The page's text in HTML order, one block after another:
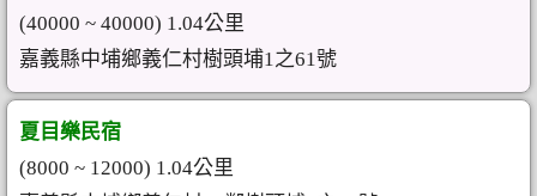
(40000 ~ 40000) 1.04公里
嘉義縣中埔鄉義仁村樹頭埔1之61號
夏目樂民宿
(8000 ~ 12000) 1.04公里